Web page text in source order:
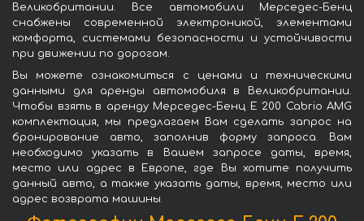
Великобритании. Все автомобили Мерседес-Бенц
снабжены современной электроникой, элементами
комфорта, системами безопасности и устойчивости
при движении по дорогам.
Вы можете ознакомиться с ценами и техническими
данными для аренды автомобиля в Великобритании.
Чтобы взять в аренду Мерседес-Бенц E 200 Cabrio AMG
комплектация, мы предлагаем Вам сделать запрос на
бронирование авто, заполнив форму запроса. Вам
необходимо указать в Вашем запросе даты, время,
место или адрес в Европе, где Вы хотите получить
данный авто, а также указать даты, время, место или
адрес возврата машины.